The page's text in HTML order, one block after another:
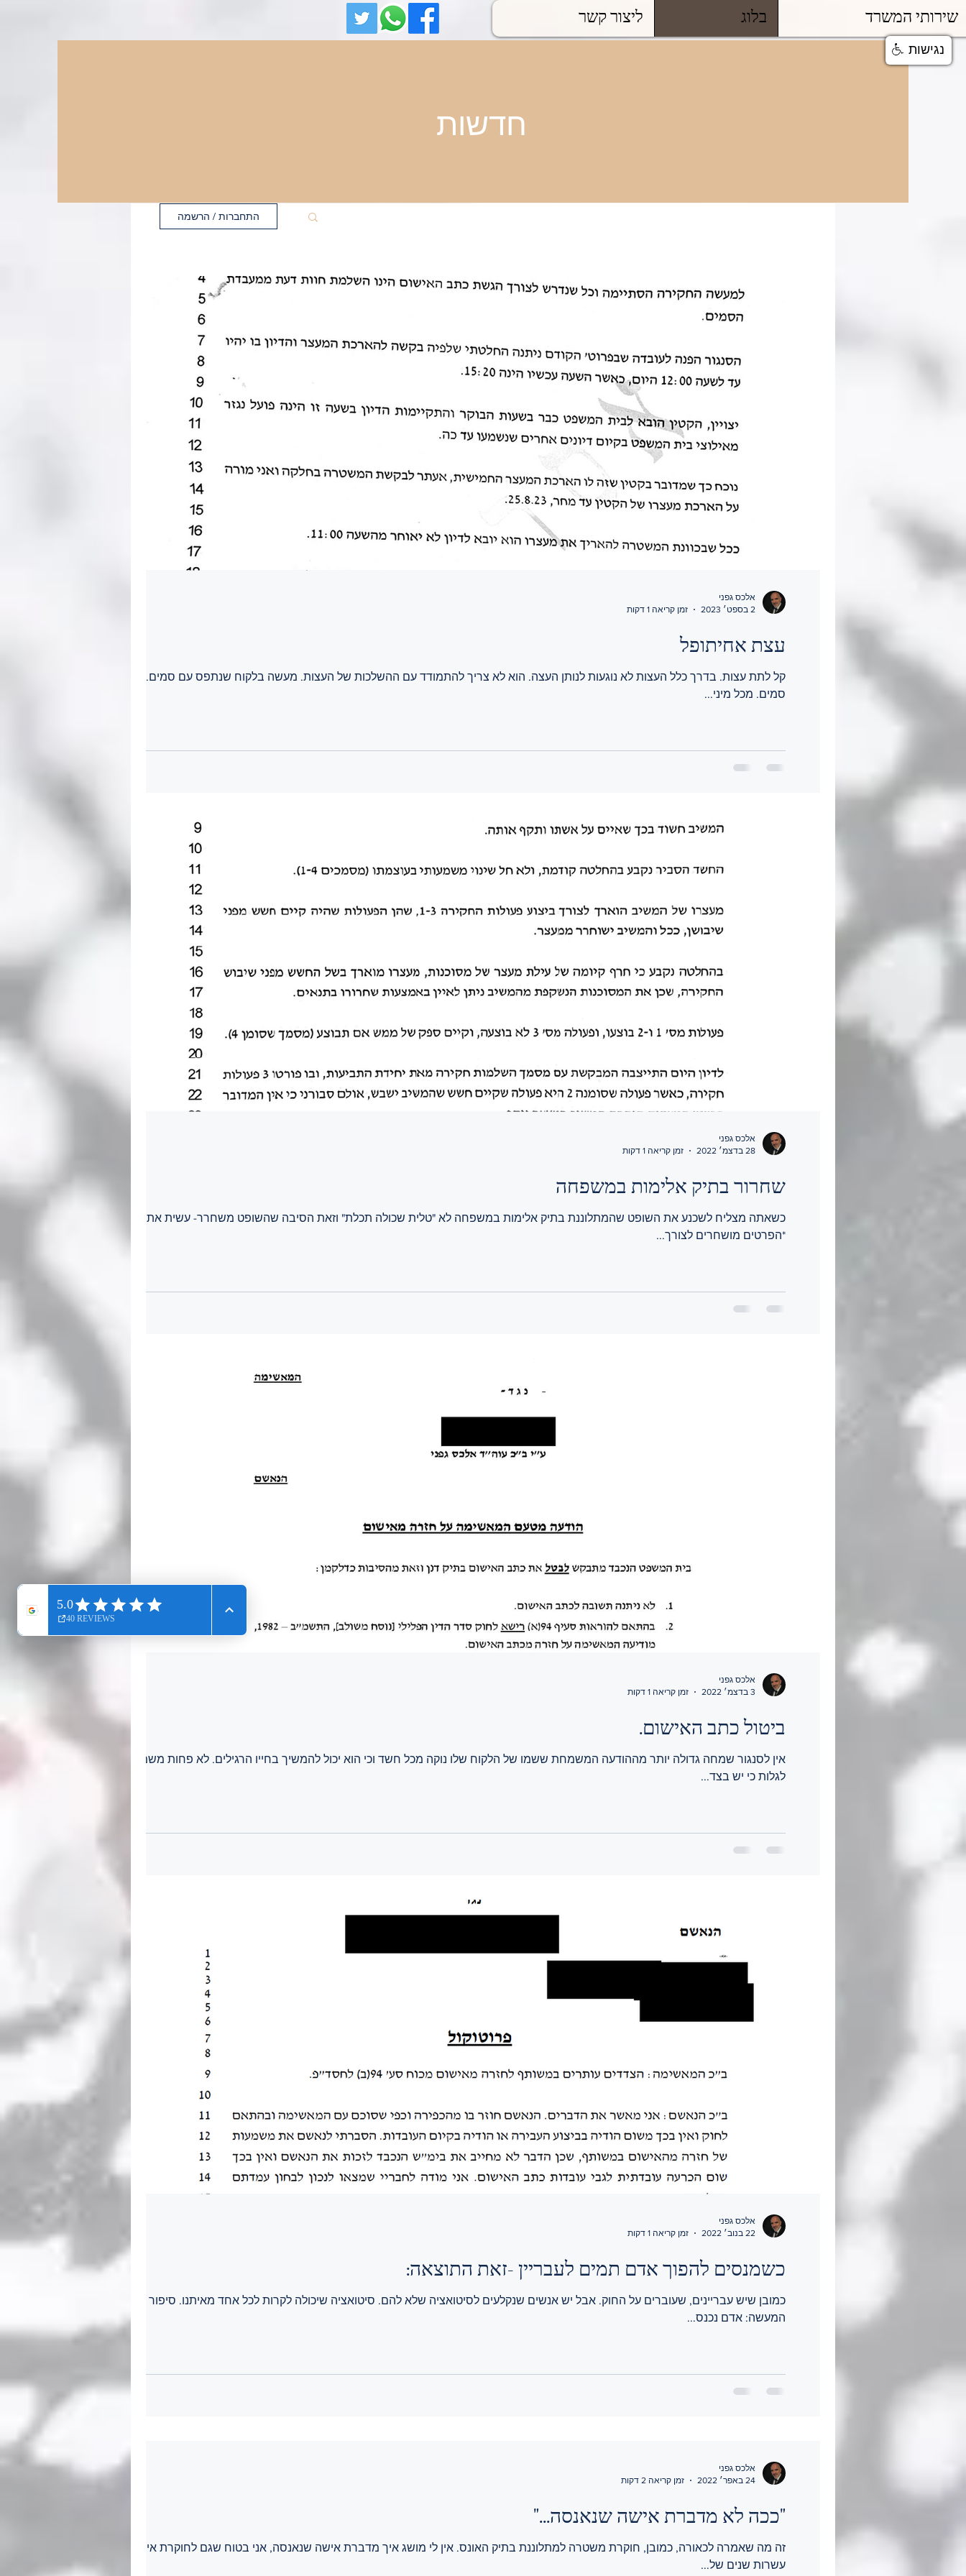
שירותי המשרד בלוג ליצור קשר
חדשות
התחברות / הרשמה
עצת אחיתופל
קל לתת עצות. בדרך כלל העצות לא נוגעות לנותן העצה. הוא לא צריך להתמודד עם ההשלכות של העצות. מעשה בלקוח שנתפס עם סמים. הרבה
סמים. מכל מיני...
אלכס גפני
2 בספט׳ 2023
זמן קריאה 1 דקות
שחרור בתיק אלימות במשפחה
כשאתה מצליח לשכנע את השופט שהמתלוננת בתיק אלימות במשפחה לא "טלית שכולה תכלת" וזאת הסיבה שהשופט משחרר- עשית את שלך.
*הפרטים מושחרים לצורך...
אלכס גפני
28 בדצמ׳ 2022
זמן קריאה 1 דקות
ביטול כתב האישום.
אין לסנגור שמחה גדולה יותר מההודעה המשמחת ששמו של הלקוח שלו נוקה מכל חשד וכי הוא יכול להמשיך בחייו הרגילים. לא פחות משמח
לגלות כי יש בצד...
אלכס גפני
3 בדצמ׳ 2022
זמן קריאה 1 דקות
כשמנסים להפוך אדם תמים לעבריין -זאת התוצאה:
כמובן שיש עבריינים, שעוברים על החוק. אבל יש אנשים שנקלעים לסיטואציה שלא להם. סיטואציה שיכולה לקרות לכל אחד מאיתנו. סיפור
המעשה: אדם נכנס...
אלכס גפני
22 בנוב׳ 2022
זמן קריאה 1 דקות
"ככה לא מדברת אישה שנאנסה..."
זה מה שאמרה לכאורה, כמובן, חוקרת משטרה למתלוננת בתיק האונס. אין לי מושג איך מדברת אישה שנאנסה, אני בטוח שגם לחוקרת אין.
עשרות שנים של...
אלכס גפני
24 באפר׳ 2022
זמן קריאה 2 דקות
נגישות